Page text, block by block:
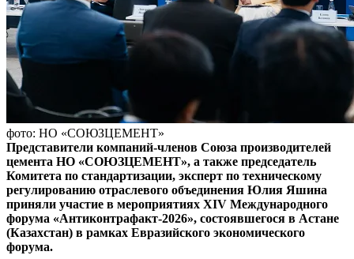
фото: НО «СОЮЗЦЕМЕНТ»
Представители компаний-членов Союза производителей
цемента НО «СОЮЗЦЕМЕНТ», а также председатель
Комитета по стандартизации, эксперт по техническому
регулированию отраслевого объединения Юлия Яшина
приняли участие в мероприятиях XIV Международного
форума «Антиконтрафакт-2026», состоявшегося в Астане
(Казахстан) в рамках Евразийского экономического
форума.